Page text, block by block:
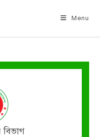
Menu
বিভাগ